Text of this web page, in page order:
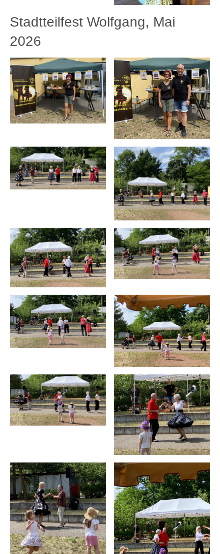
Stadtteilfest Wolfgang, Mai
2026